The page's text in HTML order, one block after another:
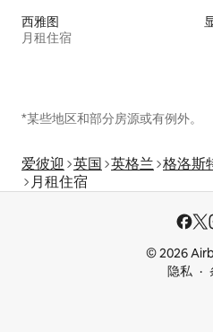
西雅图
月租住宿
*某些地区和部分房源或有例外。
爱彼迎 英国 英格兰 格洛斯
月租住宿
© 2026
隐私